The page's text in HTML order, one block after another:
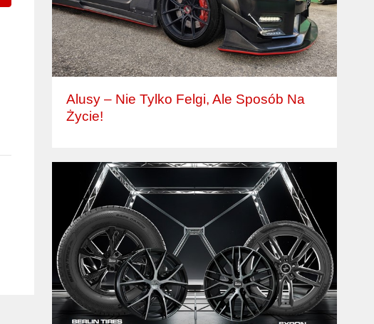
Alusy – Nie Tylko Felgi, Ale Sposób Na
Życie!